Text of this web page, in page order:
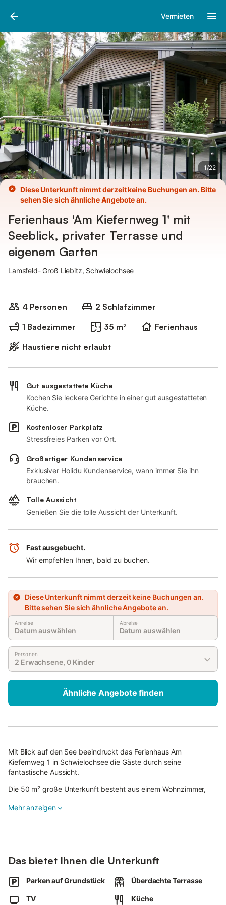
Vermieten
1/22
Bilder
Diese Unterkunft nimmt derzeit keine Buchungen an. Bitte
sehen Sie sich ähnliche Angebote an.
Ferienhaus 'Am Kiefernweg 1' mit
Seeblick, privater Terrasse und
eigenem Garten
Lamsfeld- Groß Liebitz, Schwielochsee
4 Personen
2 Schlafzimmer
1 Badezimmer
35 m²
Ferienhaus
Haustiere nicht erlaubt
Gut ausgestattete Küche
Kochen Sie leckere Gerichte in einer gut ausgestatteten
Küche.
Kostenloser Parkplatz
Stressfreies Parken vor Ort.
Großartiger Kundenservice
Exklusiver Holidu Kundenservice, wann immer Sie ihn
brauchen.
Tolle Aussicht
Genießen Sie die tolle Aussicht der Unterkunft.
Fast ausgebucht.
Wir empfehlen Ihnen, bald zu buchen.
Diese Unterkunft nimmt derzeit keine Buchungen an.
Bitte sehen Sie sich ähnliche Angebote an.
Anreise
Datum auswählen
Abreise
Datum auswählen
Personen
2 Erwachsene, 0 Kinder
Ähnliche Angebote finden
Mit Blick auf den See beeindruckt das Ferienhaus Am
Kiefernweg 1 in Schwielochsee die Gäste durch seine
fantastische Aussicht.
Die 50 m² große Unterkunft besteht aus einem Wohnzimmer,
Badezimmer und bietet somit Platz für 4 Personen.
Garten, offener und überdachter Terrasse und einem Grill.
Die Unterkunft liegt verkehrsgünstig direkt am Mochowsee und
Mehr anzeigen
Das bietet Ihnen die Unterkunft
Parken auf Grundstück Überdachte Terrasse
TV Küche